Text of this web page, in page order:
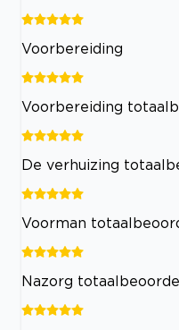
Voorbereiding
Voorbereiding
De verhuizing
Voorman
Nazorg